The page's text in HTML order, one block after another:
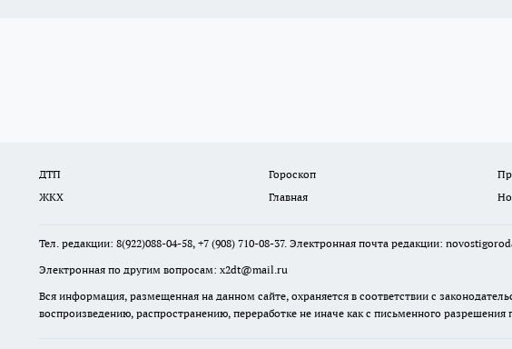
ДТП Гороскоп
ЖКХ
Главная
Тел. редакции: 8(922)088-04-58, +7 (908) 710-08-37. Электронная почта редакции:
Электронная по другим вопросам: x2dt@mail.ru
Вся информация, размещенная на данном сайте, охраняется в соответствии с
воспроизведению, распространению, переработке не иначе как с письменного разрешения